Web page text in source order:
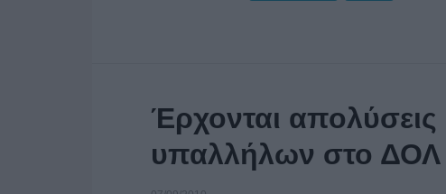
Έρχονται απολύσεις
υπαλλήλων στο ΔΟΛ